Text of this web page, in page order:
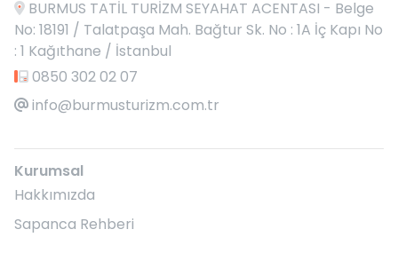
BURMUS TATİL TURİZM SEYAHAT ACENTASI - Belge
No: 18191 / Talatpaşa Mah. Bağtur Sk. No : 1A İç Kapı No
: 1 Kağıthane / İstanbul
0850 302 02 07
info@burmusturizm.com.tr
Kurumsal
Hakkımızda
Sapanca Rehberi